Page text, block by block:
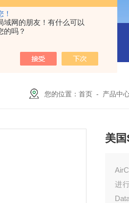
！
域网的朋友！有什么可以
的吗？
气体质量流量计
您的位置：首页 - 产品中
美
进